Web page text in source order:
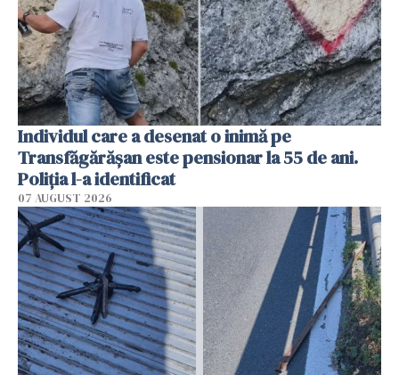
Individul care a desenat o inimă pe
Transfăgărășan este pensionar la 55 de ani.
Poliția l-a identificat
07 AUGUST 2026